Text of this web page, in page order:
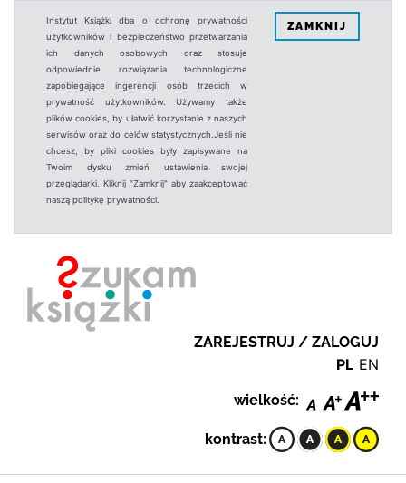
Instytut Książki dba o ochronę prywatności
użytkowników i bezpieczeństwo przetwarzania
ich danych osobowych oraz stosuje
odpowiednie rozwiązania technologiczne
zapobiegające ingerencji osób trzecich w
prywatność użytkowników. Używamy także
plików cookies, by ułatwić korzystanie z naszych
serwisów oraz do celów statystycznych.Jeśli nie
chcesz, by pliki cookies były zapisywane na
Twoim dysku zmień ustawienia swojej
przeglądarki. Kliknij "Zamknij" aby zaakceptować
naszą politykę prywatności.
ZAMKNIJ
ZAREJESTRUJ / ZALOGUJ
PL EN
wielkość:
kontrast: